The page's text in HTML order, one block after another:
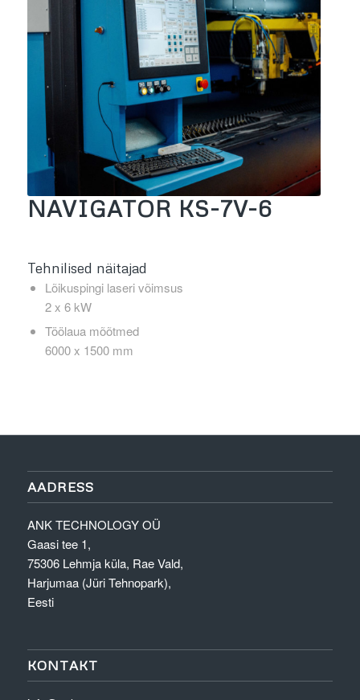
NAVIGATOR KS-7V-6
Tehnilised näitajad
Lõikuspingi laseri võimsus
2 x 6 kW
Töölaua mõõtmed
6000 x 1500 mm
AADRESS
ANK TECHNOLOGY OÜ
Gaasi tee 1,
75306 Lehmja küla, Rae Vald,
Harjumaa (Jüri Tehnopark),
Eesti
KONTAKT